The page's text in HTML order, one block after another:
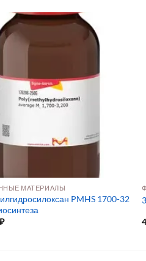
МАТЕРИАЛЫ
PMHS 1700-32
₽